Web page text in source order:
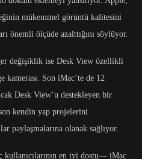
mükemmel görüntü kalitesini
önemli ölçüde azalttığını söylüyor.
değişiklik ise Desk View özellikli
kamerası. Son iMac’te de 12
Desk View’u destekleyen bir
kendin yap projelerini
paylaşmalarına olanak sağlıyor.
kullanıcılarının en iyi dostu— iMac